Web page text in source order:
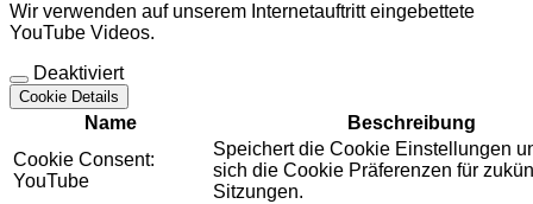
Wir verwenden auf unserem Internetauftritt eingebettete
YouTube Videos.
Deaktiviert
Cookie Details
Name
Beschreibung
Cookie Consent:
YouTube
Speichert die Cookie Einstellungen
sich die Cookie Präferenzen für
Sitzungen.